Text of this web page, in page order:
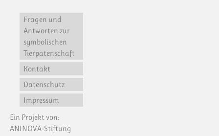
Fragen und
Antworten zur
symbolischen
Tierpatenschaft
Kontakt
Datenschutz
Impressum
Ein Projekt von:
ANINOVA-Stiftung